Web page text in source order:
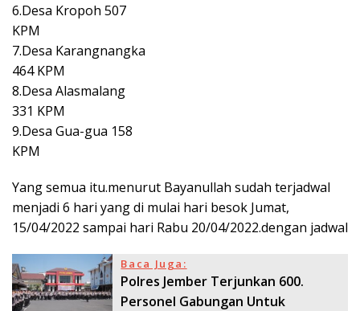
6.Desa Kropoh 507
KPM
7.Desa Karangnangka
464 KPM
8.Desa Alasmalang
331 KPM
9.Desa Gua-gua 158
KPM
Yang semua itu.menurut Bayanullah sudah terjadwal
menjadi 6 hari yang di mulai hari besok Jumat,
15/04/2022 sampai hari Rabu 20/04/2022.dengan jadwal
Baca Juga:
Polres Jember Terjunkan 600.
Personel Gabungan Untuk